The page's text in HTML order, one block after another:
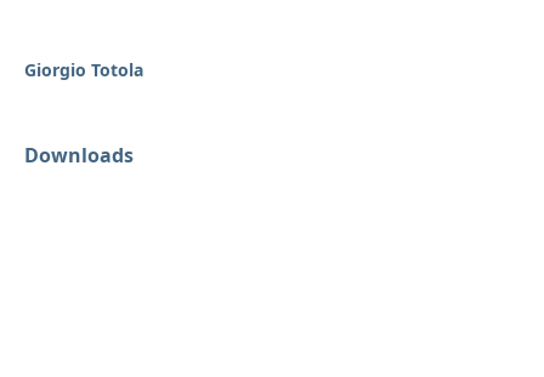
Giorgio Totola
Downloads